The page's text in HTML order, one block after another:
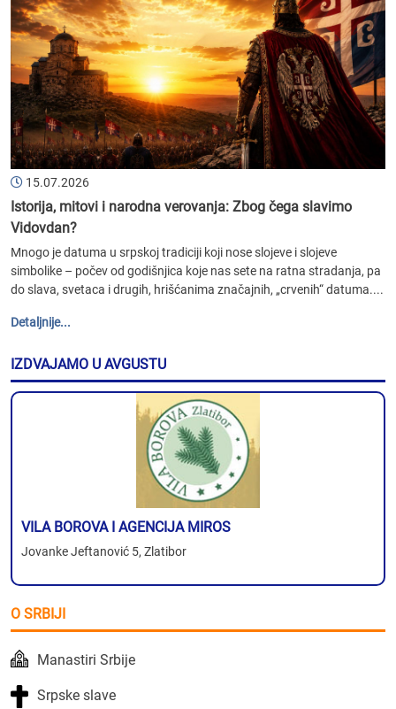
15.07.2026
Istorija, mitovi i narodna verovanja: Zbog čega slavimo
Vidovdan?
Mnogo je datuma u srpskoj tradiciji koji nose slojeve i slojeve
simbolike – počev od godišnjica koje nas sete na ratna stradanja, pa
do slava, svetaca i drugih, hrišćanima značajnih, „crvenih“ datuma....
Detaljnije...
IZDVAJAMO U AVGUSTU
VILA BOROVA I AGENCIJA MIROS
Jovanke Jeftanović 5, Zlatibor
O SRBIJI
Manastiri Srbije
Srpske slave